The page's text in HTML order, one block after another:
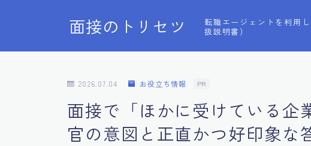
面接のトリセツ
転職エージェントを利用
扱説明書）
2026.07.04 お役立ち情報 PR
面接で「ほかに受けている企
官の意図と正直かつ好印象な